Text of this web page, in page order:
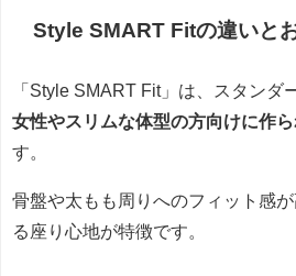
Style SMART Fitの違いと
「Style SMART Fit」は、スタンダ
女性やスリムな体型の方向けに作
す。
骨盤や太もも周りへのフィット感
る座り心地が特徴です。